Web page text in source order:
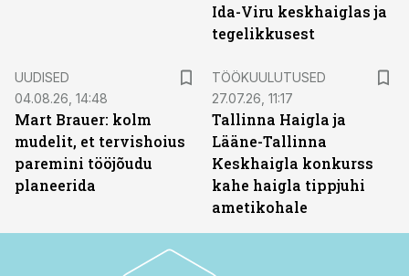
Ida-Viru keskhaiglas ja
tegelikkusest
UUDISED
04.08.26, 14:48
Mart Brauer: kolm
mudelit, et tervishoius
paremini tööjõudu
planeerida
TÖÖKUULUTUSED
27.07.26, 11:17
Tallinna Haigla ja
Lääne-Tallinna
Keskhaigla konkurss
kahe haigla tippjuhi
ametikohale